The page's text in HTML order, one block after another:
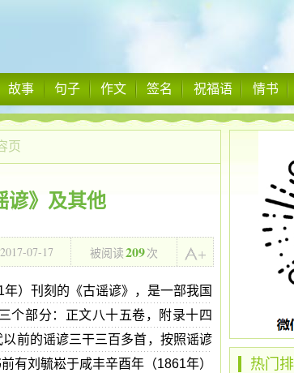
故事 句子 作文 签名 祝福语 情书
页
谚》及其他
2017-07-17
被阅读209次
）刊刻的《古谣谚》，是一部我国
个部分：正文八十五卷，附录十四
前的谣谚三干三百多首，按照谣谚
有刘毓崧于咸丰辛酉年（1861年）
热门